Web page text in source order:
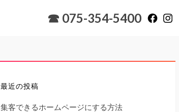
☎ 075-354-5400
最近の投稿
集客できるホームページにする方法